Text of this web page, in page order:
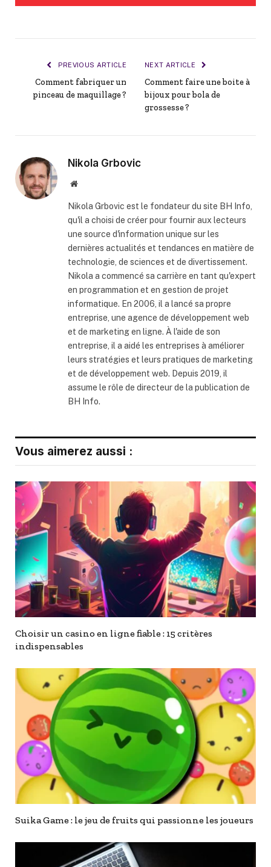
PREVIOUS ARTICLE
Comment fabriquer un
pinceau de maquillage ?
NEXT ARTICLE
Comment faire une boite à
bijoux pour bola de
grossesse ?
Nikola Grbovic
Website
Nikola Grbovic est le fondateur du site BH Info,
qu'il a choisi de créer pour fournir aux lecteurs
une source d'information unique sur les
dernières actualités et tendances en matière de
technologie, de sciences et de divertissement.
Nikola a commencé sa carrière en tant qu'expert
en programmation et en gestion de projet
informatique. En 2006, il a lancé sa propre
entreprise, une agence de développement web
et de marketing en ligne. À l'aide de son
entreprise, il a aidé les entreprises à améliorer
leurs stratégies et leurs pratiques de marketing
et de développement web. Depuis 2019, il
assume le rôle de directeur de la publication de
BH Info.
Vous aimerez aussi :
Choisir un casino en ligne fiable : 15 critères
indispensables
Suika Game : le jeu de fruits qui passionne les joueurs